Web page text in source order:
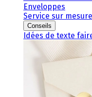
Enveloppes
Service sur mesure
Conseils
Idées de texte